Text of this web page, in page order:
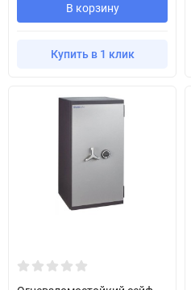
В корзину
Купить в 1 клик